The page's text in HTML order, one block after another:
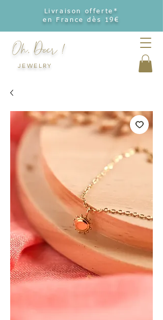
Livraison offerte*
en France dès 19€
Oh, Deer !
JEWELRY